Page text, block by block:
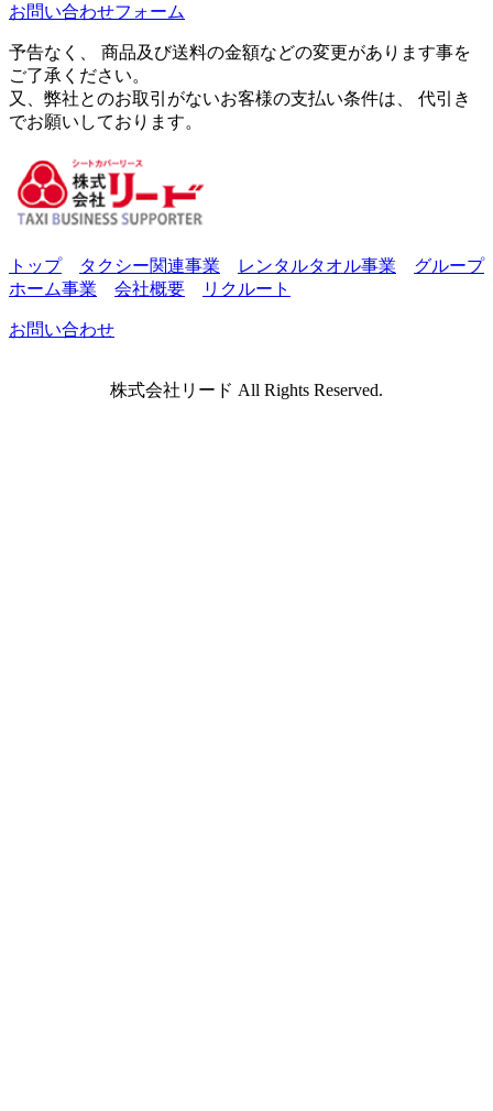
お問い合わせフォーム
予告なく、 商品及び送料の金額などの変更があります事を
ご了承ください。
又、弊社とのお取引がないお客様の支払い条件は、 代引き
でお願いしております。
トップ タクシー関連事業 レンタルタオル事業
グループ
ホーム事業
会社概要 リクルート
お問い合わせ
株式会社リード All Rights Reserved.